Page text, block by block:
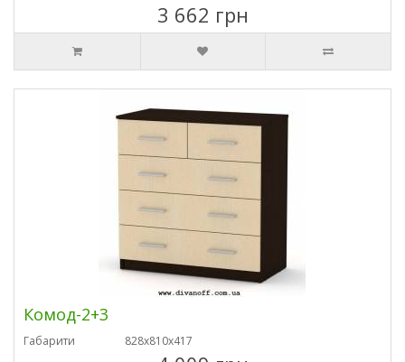
3 662 грн
Комод-2+3
Габарити 828х810х417